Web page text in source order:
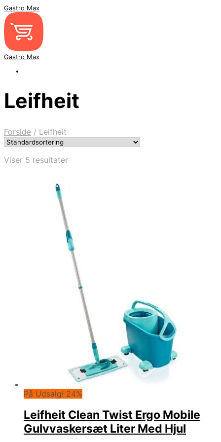
Gastro Max
Gastro Max
Leifheit
Forside / Leifheit
Viser 5 resultater
På Udsalg! 24%
Leifheit Clean Twist Ergo Mobile
Gulvvaskersæt Liter Med Hjul